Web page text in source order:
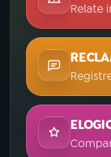
Relate